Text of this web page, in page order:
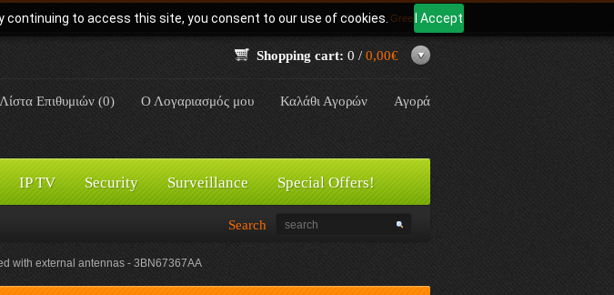
to access this site, you consent to our use of cookies. I Accept
Γλώσσα: Greek
Shopping cart: 0 / 0,00€
Λίστα Επιθυμιών (0) Ο Λογαριασμός μου Καλάθι Αγορών Αγορά
IP TV Security Surveillance Special Offers!
Search
with external antennas - 3BN67367AA